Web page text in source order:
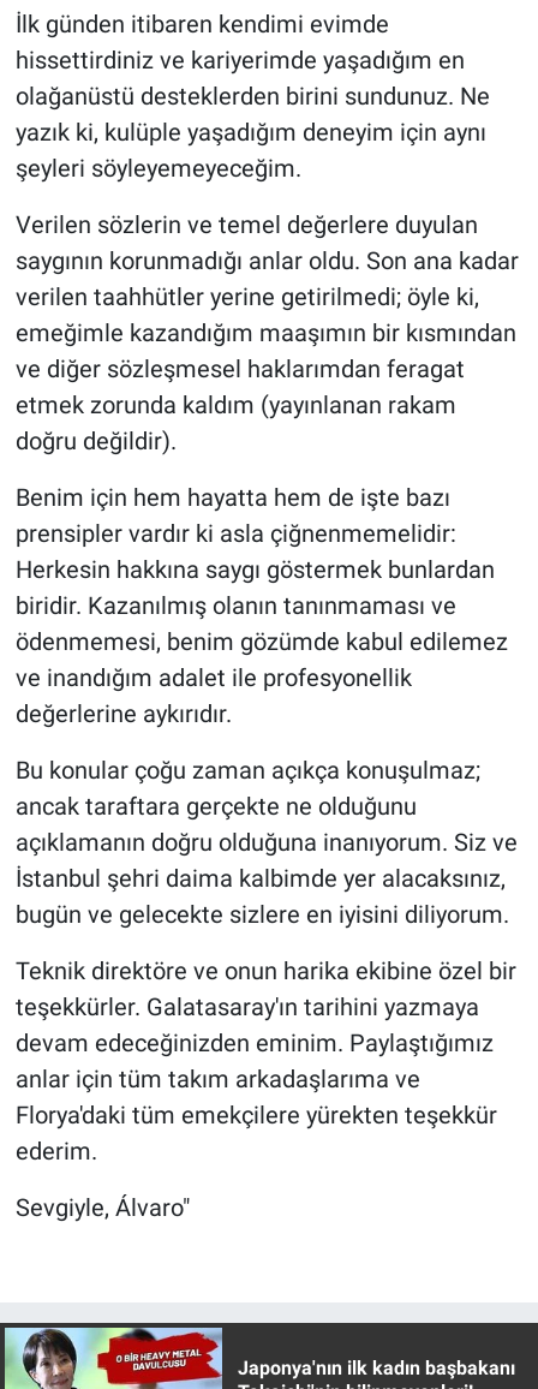
İlk günden itibaren kendimi evimde
hissettirdiniz ve kariyerimde yaşadığım en
olağanüstü desteklerden birini sundunuz. Ne
yazık ki, kulüple yaşadığım deneyim için aynı
şeyleri söyleyemeyeceğim.
Verilen sözlerin ve temel değerlere duyulan
saygının korunmadığı anlar oldu. Son ana kadar
verilen taahhütler yerine getirilmedi; öyle ki,
emeğimle kazandığım maaşımın bir kısmından
ve diğer sözleşmesel haklarımdan feragat
etmek zorunda kaldım (yayınlanan rakam
doğru değildir).
Benim için hem hayatta hem de işte bazı
prensipler vardır ki asla çiğnenmemelidir:
Herkesin hakkına saygı göstermek bunlardan
biridir. Kazanılmış olanın tanınmaması ve
ödenmemesi, benim gözümde kabul edilemez
ve inandığım adalet ile profesyonellik
değerlerine aykırıdır.
Bu konular çoğu zaman açıkça konuşulmaz;
ancak taraftara gerçekte ne olduğunu
açıklamanın doğru olduğuna inanıyorum. Siz ve
İstanbul şehri daima kalbimde yer alacaksınız,
bugün ve gelecekte sizlere en iyisini diliyorum.
Teknik direktöre ve onun harika ekibine özel bir
teşekkürler. Galatasaray'ın tarihini yazmaya
devam edeceğinizden eminim. Paylaştığımız
anlar için tüm takım arkadaşlarıma ve
Florya'daki tüm emekçilere yürekten teşekkür
ederim.
Sevgiyle, Álvaro"
Japonya'nın ilk kadın başbakanı
Spor
Teknoloji
Türkiye'nin Geleceği
Türkiye'nin Gündemi
Yerel Gündem
Yerel Yaşam
Canlı Yayın